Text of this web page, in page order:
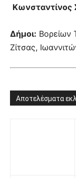
Κωνσταντίνος
Δήμοι: Βορείων
Ζίτσας,
Αποτελέσματα